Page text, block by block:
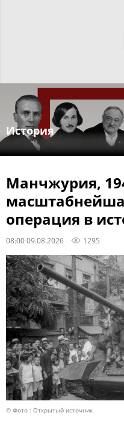
История
Манчжурия,
операция в
08:00 09.08.2026 1295
© Фото : Открытый источник